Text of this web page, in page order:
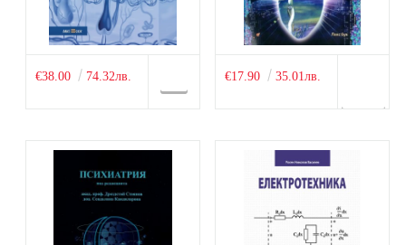
€38.00 74.32лв. €17.90 35.01лв.